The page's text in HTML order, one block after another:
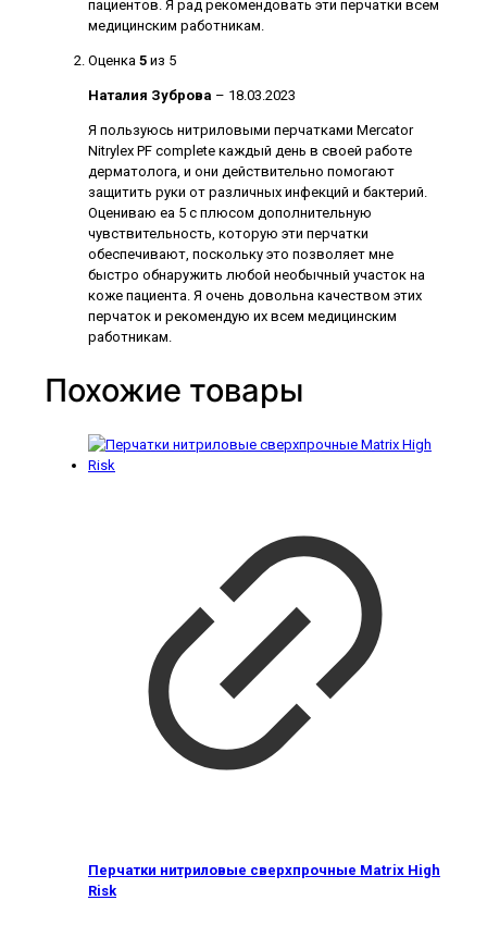
пациентов. Я рад рекомендовать эти перчатки всем
медицинским работникам.
Оценка 5 из 5
Наталия Зуброва – 18.03.2023
Я пользуюсь нитриловыми перчатками Mercator
Nitrylex PF complete каждый день в своей работе
дерматолога, и они действительно помогают
защитить руки от различных инфекций и бактерий.
Оцениваю еа 5 с плюсом дополнительную
чувствительность, которую эти перчатки
обеспечивают, поскольку это позволяет мне
быстро обнаружить любой необычный участок на
коже пациента. Я очень довольна качеством этих
перчаток и рекомендую их всем медицинским
работникам.
Похожие товары
Перчатки нитриловые сверхпрочные Matrix High
Risk